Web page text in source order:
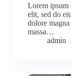
Lorem ipsum
elit, sed do
dolore
massa…
admin